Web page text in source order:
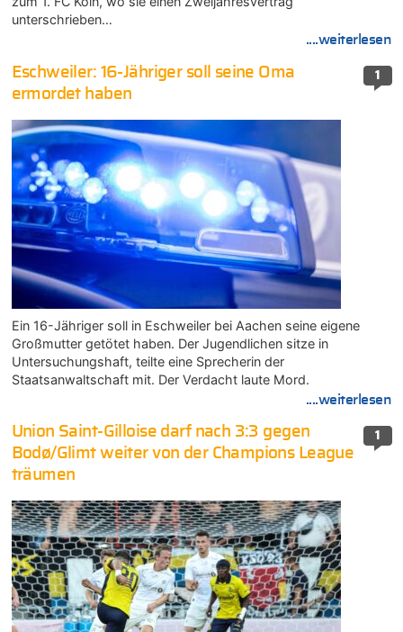
unterschrieben…
....weiterlesen
1
Eschweiler: 16-Jähriger soll seine Oma
ermordet haben
Ein 16-Jähriger soll in Eschweiler bei Aachen seine eigene
Großmutter getötet haben. Der Jugendlichen sitze in
Untersuchungshaft, teilte eine Sprecherin der
Staatsanwaltschaft mit. Der Verdacht laute Mord.
....weiterlesen
1
Union Saint-Gilloise darf nach 3:3 gegen
Bodø/Glimt weiter von der Champions League
träumen